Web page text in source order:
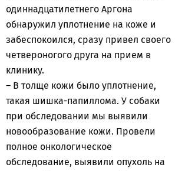
одиннадцатилетнего Аргона
обнаружил уплотнение на коже и
забеспокоился, сразу привел своего
четвероногого друга на прием в
клинику.
– В толще кожи было уплотнение,
такая шишка-папиллома. У собаки
при обследовании мы выявили
новообразование кожи. Провели
полное онкологическое
обследование, выявили опухоль на